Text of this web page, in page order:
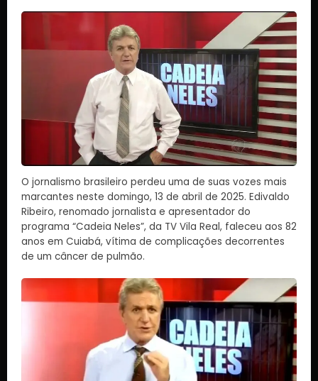
O jornalismo brasileiro perdeu uma de suas vozes mais
marcantes neste domingo, 13 de abril de 2025. Edivaldo
Ribeiro, renomado jornalista e apresentador do
programa “Cadeia Neles”, da TV Vila Real, faleceu aos 82
anos em Cuiabá, vítima de complicações decorrentes
de um câncer de pulmão.